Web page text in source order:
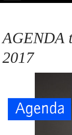
Kiosque
AGENDA
2017